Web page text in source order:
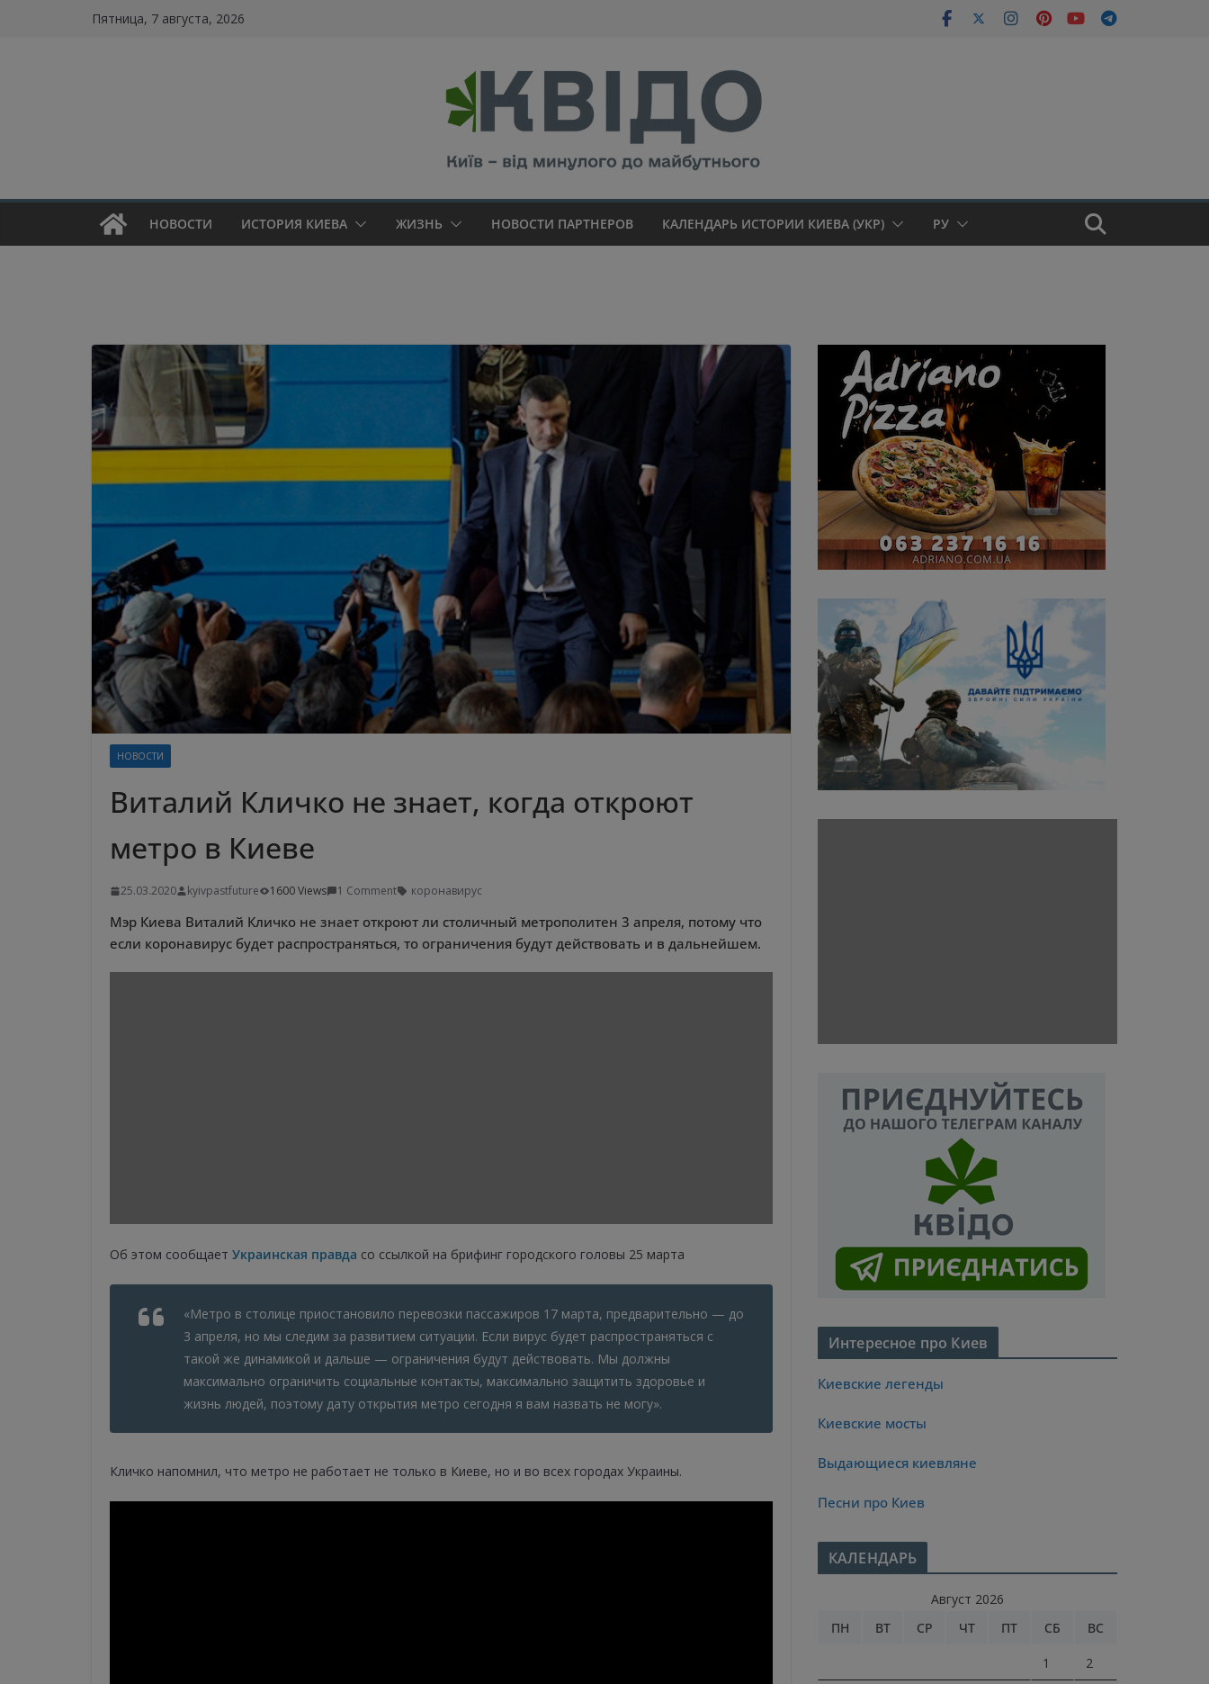
Пятница, 7 августа, 2026
НОВОСТИ ИСТОРИЯ КИЕВА ЖИЗНЬ НОВОСТИ ПАРТНЕРОВ КАЛЕНДАРЬ ИСТОРИИ КИЕВА (УКР) РУ
НОВОСТИ
Виталий Кличко не знает, когда откроют
метро в Киеве
25.03.2020 kyivpastfuture 1600 Views 1 Comment коронавирус
Мэр Киева Виталий Кличко не знает откроют ли столичный метрополитен 3 апреля, потому что
если коронавирус будет распространяться, то ограничения будут действовать и в дальнейшем.
Об этом сообщает Украинская правда со ссылкой на брифинг городского головы 25 марта
«Метро в столице приостановило перевозки пассажиров 17 марта, предварительно — до
3 апреля, но мы следим за развитием ситуации. Если вирус будет распространяться с
такой же динамикой и дальше — ограничения будут действовать. Мы должны
максимально ограничить социальные контакты, максимально защитить здоровье и
жизнь людей, поэтому дату открытия метро сегодня я вам назвать не могу».
Кличко напомнил, что метро не работает не только в Киеве, но и во всех городах Украины.
Интересное про Киев
Киевские легенды
Киевские мосты
Выдающиеся киевляне
Песни про Киев
КАЛЕНДАРЬ
Август 2026
ПН
ВТ СР ЧТ ПТ СБ ВС
1 2